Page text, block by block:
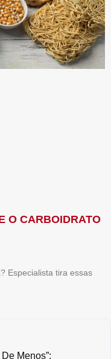
O CARBOIDRATO
Especialista tira essas
Menos”: